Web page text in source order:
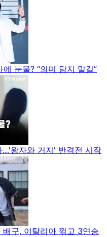
눈물? “의미 담지 말길”
…'왕자와 거지' 반격전 시작
구, 이탈리아 꺾고 3연승